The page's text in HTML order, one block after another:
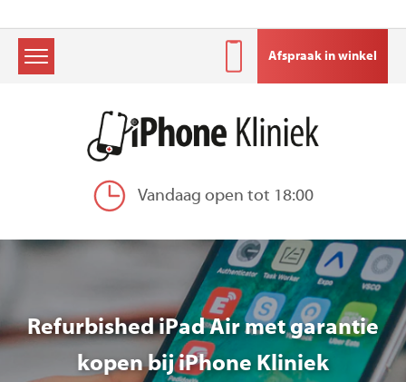
Vandaag open tot 18:00
Afspraak in winkel
Refurbished iPad Air met garantie
kopen bij iPhone Kliniek